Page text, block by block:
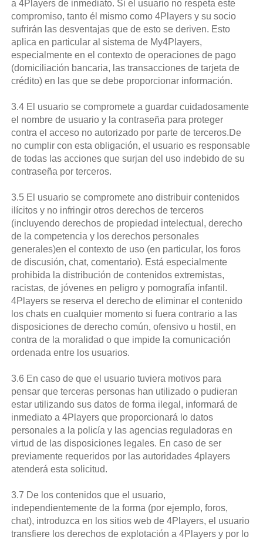
a 4Players de inmediato. Si el usuario no respeta este
compromiso, tanto él mismo como 4Players y su socio
sufrirán las desventajas que de esto se deriven. Esto
aplica en particular al sistema de My4Players,
especialmente en el contexto de operaciones de pago
(domiciliación bancaria, las transacciones de tarjeta de
crédito) en las que se debe proporcionar información.
3.4 El usuario se compromete a guardar cuidadosamente
el nombre de usuario y la contraseña para proteger
contra el acceso no autorizado por parte de terceros.De
no cumplir con esta obligación, el usuario es responsable
de todas las acciones que surjan del uso indebido de su
contraseña por terceros.
3.5 El usuario se compromete ano distribuir contenidos
ilícitos y no infringir otros derechos de terceros
(incluyendo derechos de propiedad intelectual, derecho
de la competencia y los derechos personales
generales)en el contexto de uso (en particular, los foros
de discusión, chat, comentario). Está especialmente
prohibida la distribución de contenidos extremistas,
racistas, de jóvenes en peligro y pornografía infantil.
4Players se reserva el derecho de eliminar el contenido
los chats en cualquier momento si fuera contrario a las
disposiciones de derecho común, ofensivo u hostil, en
contra de la moralidad o que impide la comunicación
ordenada entre los usuarios.
3.6 En caso de que el usuario tuviera motivos para
pensar que terceras personas han utilizado o pudieran
estar utilizando sus datos de forma ilegal, informará de
inmediato a 4Players que proporcionará lo datos
personales a la policía y las agencias reguladoras en
virtud de las disposiciones legales. En caso de ser
previamente requeridos por las autoridades 4players
atenderá esta solicitud.
3.7 De los contenidos que el usuario,
independientemente de la forma (por ejemplo, foros,
chat), introduzca en los sitios web de 4Players, el usuario
transfiere los derechos de explotación a 4Players y por lo